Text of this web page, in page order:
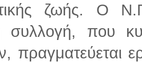
ζωής. Ο
συλλογή, που
πραγματεύεται